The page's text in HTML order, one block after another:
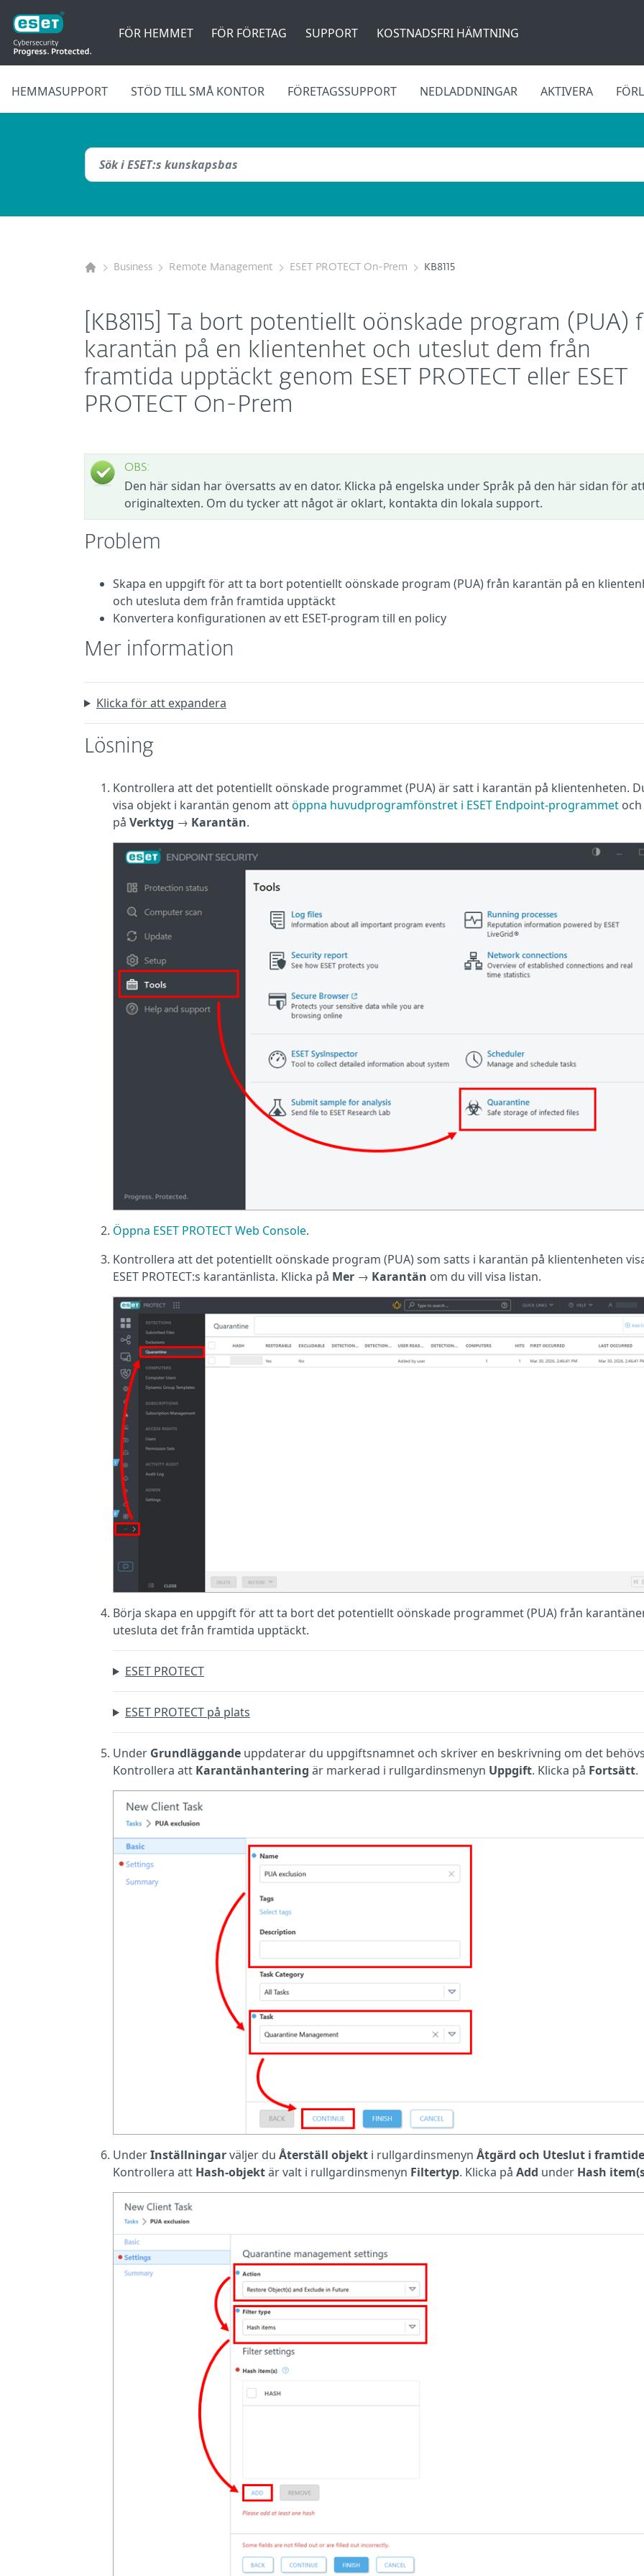
FÖR HEMMET FÖR FÖRETAG SUPPORT KOSTNADSFRI HÄMTNING
HEMMASUPPORT STÖD TILL SMÅ KONTOR FÖRETAGSSUPPORT NEDLADDNINGAR AKTIVERA
Business Remote Management ESET PROTECT On-Prem KB8115
[KB8115] Ta bort potentiellt oönskade program (PUA)
karantän på en klientenhet och uteslut dem från
framtida upptäckt genom ESET PROTECT eller ESET
PROTECT On-Prem
OBS:
Den här sidan har översatts av en dator. Klicka på engelska under Språk på den här sidan för
originaltexten. Om du tycker att något är oklart, kontakta din lokala support.
Problem
Skapa en uppgift för att ta bort potentiellt oönskade program (PUA) från karantän på en
och utesluta dem från framtida upptäckt
Konvertera konfigurationen av ett ESET-program till en policy
Mer information
Klicka för att expandera
Lösning
Kontrollera att det potentiellt oönskade programmet (PUA) är satt i karantän på klientenheten.
visa objekt i karantän genom attöppna huvudprogramfönstret i ESET Endpoint-programmet
på Verktyg → Karantän.
Öppna ESET PROTECT Web Console.
Kontrollera att det potentiellt oönskade program (PUA) som satts i karantän på klientenheten
ESET PROTECT:s karantänlista. Klicka på Mer → Karantän om du vill visa listan.
Börja skapa en uppgift för att ta bort det potentiellt oönskade programmet (PUA) från
utesluta det från framtida upptäckt.
ESET PROTECT
ESET PROTECT på plats
Under Grundläggande uppdaterar du uppgiftsnamnet och skriver en beskrivning om det
Kontrollera att Karantänhantering är markerad i rullgardinsmenyn Uppgift. Klicka på Fortsätt.
UnderInställningarväljer du Återställ objekt i rullgardinsmenyn Åtgärd och Uteslut i
Kontrollera att Hash-objektär valt i rullgardinsmenyn Filtertyp. Klicka på Add under Hash